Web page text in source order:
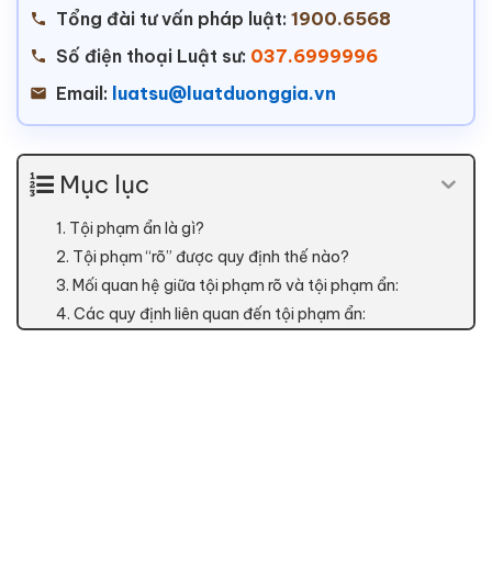
Tổng đài tư vấn pháp luật: 1900.6568
Số điện thoại Luật sư: 037.6999996
Email: luatsu@luatduonggia.vn
Mục lục
1. Tội phạm ẩn là gì?
2. Tội phạm “rõ” được quy định thế nào?
3. Mối quan hệ giữa tội phạm rõ và tội phạm ẩn:
4. Các quy định liên quan đến tội phạm ẩn: